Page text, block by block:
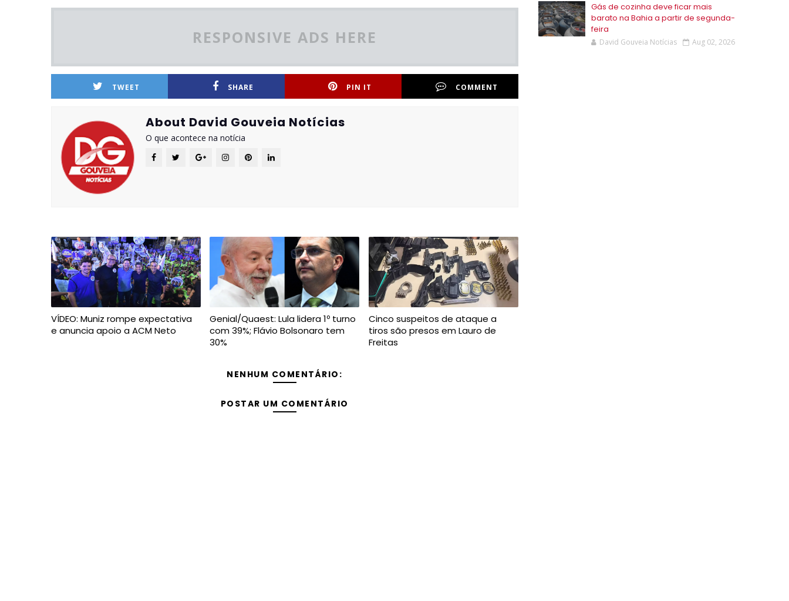
RESPONSIVE ADS HERE
TWEET SHARE PIN IT COMMENT
About David Gouveia Notícias
O que acontece na notícia
VÍDEO: Muniz rompe expectativa
e anuncia apoio a ACM Neto
Genial/Quaest: Lula lidera 1º turno
com 39%; Flávio Bolsonaro tem
30%
Cinco suspeitos de ataque a
tiros são presos em Lauro de
Freitas
NENHUM COMENTÁRIO:
POSTAR UM COMENTÁRIO
Gás de cozinha deve ficar mais
barato na Bahia a partir de segunda-
feira
David Gouveia Notícias Aug 02, 2026